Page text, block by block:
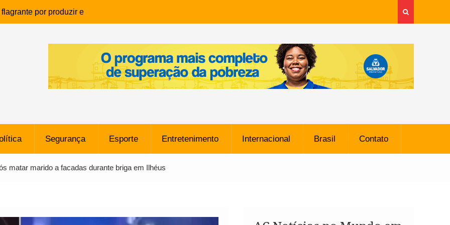
por produzir e
infantil em Eunápolis
morreu após ataque
sem restrições e pode
o Vasco
SpaceX Colide com a Lua
Metros, Afirma a Nasa
Segurança Esporte Entretenimento Internacional Brasil Contato
matar marido a facadas durante briga em Ilhéus